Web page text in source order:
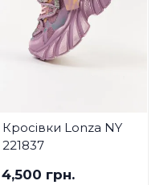
Кросівки Lonza NY
221837
4,500 грн.